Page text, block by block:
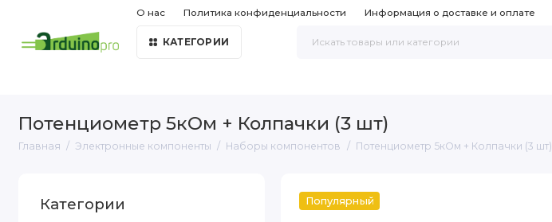
О нас Политика конфиденциальности Информация о доставке и оплате
КАТЕГОРИИ
Потенциометр 5кОм + Колпачки (3 шт)
Главная Электронные компоненты Наборы компонентов Потенциометр 5кОм + Колпачки (3 шт)
Категории Популярный